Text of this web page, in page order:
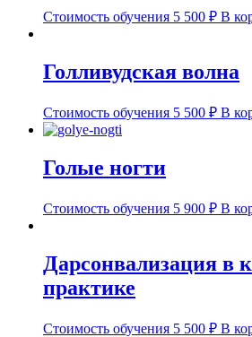
Стоимость обучения 5 500 ₽ В
Голливудская волна
Стоимость обучения 5 500 ₽ В
Голые ногти
Стоимость обучения 5 900 ₽ В
Дарсонвализация в
практике
Стоимость обучения 5 500 ₽ В